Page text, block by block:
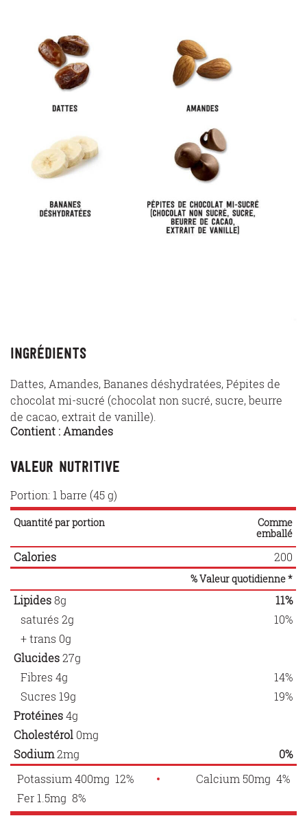
Ingrédients
Dattes, Amandes, Bananes déshydratées, Pépites de
chocolat mi-sucré (chocolat non sucré, sucre, beurre
de cacao, extrait de vanille).
Contient : Amandes
Valeur nutritive
Portion: 1 barre (45 g)
Quantité par portion
Comme
emballé
Calories 200
% Valeur quotidienne *
Lipides8g
11%
saturés 2g
10%
+ trans 0g
Glucides27g
Fibres 4g
14%
Sucres 19g
19%
Protéines4g
Cholestérol 0mg
Sodium2mg
0%
Potassium 400mg 12%
Calcium 50mg 4%
Fer 1.5mg 8%